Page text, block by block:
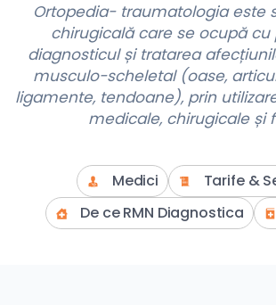
Ortopedia- traumatologia este
chirugicală care se ocupă cu
diagnosticul și tratarea
musculo-scheletal (oase,
ligamente, tendoane), prin
medicale, chirugicale și
Medici
Tarife &
De ce RMN Diagnostica